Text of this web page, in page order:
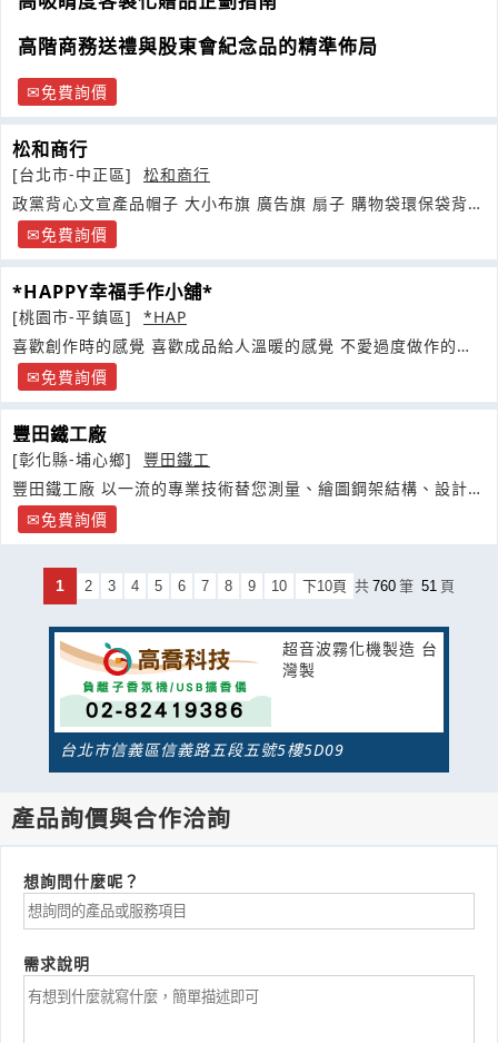
高階商務送禮與股東會紀念品的精準佈局
免費詢價
松和商行
[台北市-中正區]
松和商行
政黨背心文宣產品帽子 大小布旗 廣告旗 扇子 購物袋環保袋背包
服裝設計
免費詢價
*HAPPY幸福手作小舖*
[桃園市-平鎮區]
*HAP
喜歡創作時的感覺 喜歡成品給人溫暖的感覺 不愛過度做作的可
愛 免費詢價
豐田鐵工廠
[彰化縣-埔心鄉]
豐田鐵工
豐田鐵工廠 以一流的專業技術替您測量、繪圖鋼架結構、設計製
造彩色鋼板
免費詢價
1 2 3 4 5 6 7 8 9 10 下10頁 共 760 筆 51 頁
超音波霧化機製造 台
灣製
台北市信義區信義路五段五號5樓5D09
產品詢價與合作洽詢
想詢問什麼呢？
需求說明